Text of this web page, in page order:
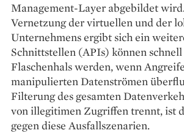
Management-Layer abgebildet
Vernetzung der virtuellen und der
Unternehmens ergibt sich ein
Schnittstellen (APIs) können
Flaschenhals werden, wenn
manipulierten Datenströmen
Filterung des gesamten
von illegitimen Zugriffen trennt, ist
gegen diese Ausfallszenarien.